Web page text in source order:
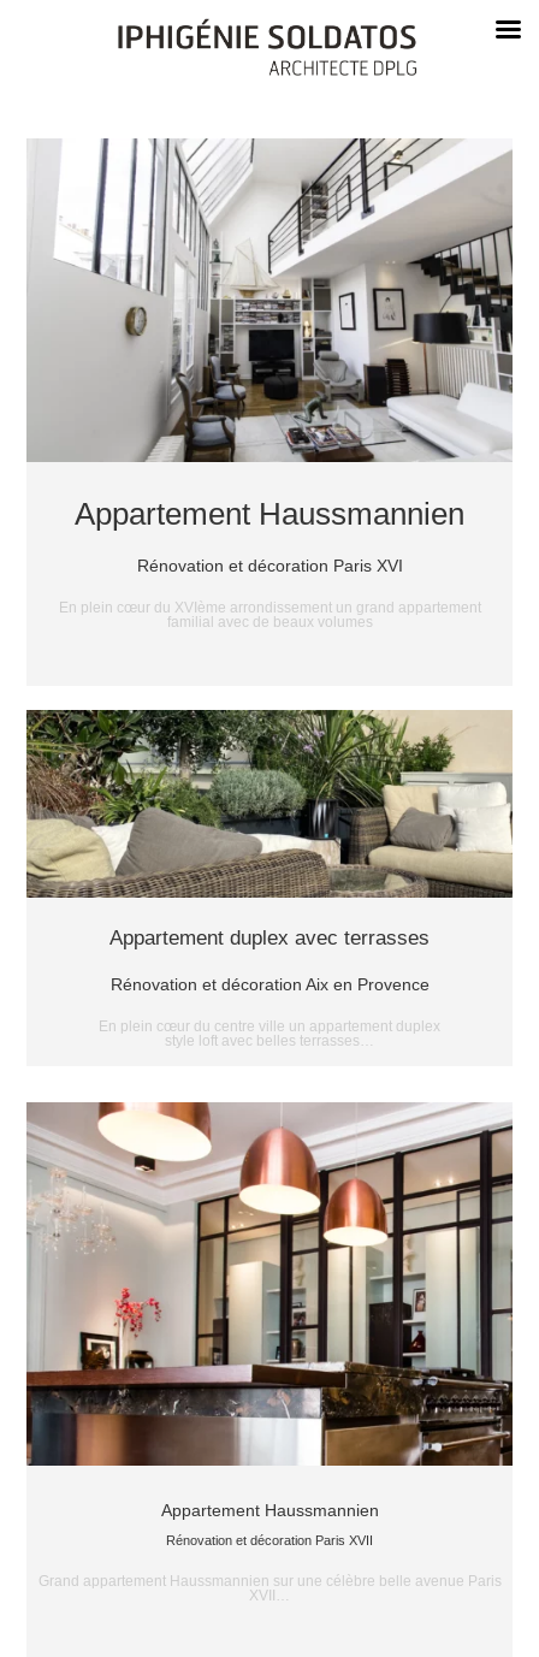
Appartement Haussmannien
Rénovation et décoration Paris XVI
En plein cœur du XVIème arrondissement un grand appartement
familial avec de beaux volumes
Appartement duplex avec terrasses
Rénovation et décoration Aix en Provence
En plein cœur du centre ville un appartement duplex
style loft avec belles terrasses…
Appartement Haussmannien
Rénovation et décoration Paris XVII
Grand appartement Haussmannien sur une célèbre belle avenue Paris
XVII…